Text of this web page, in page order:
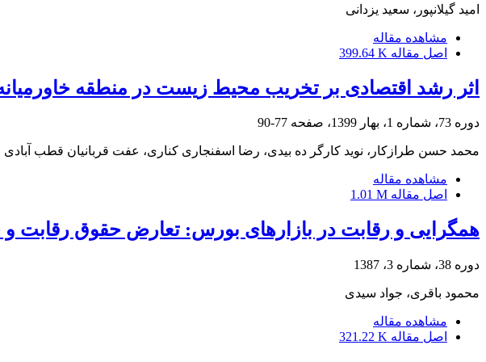
امید گیلانپور، سعید یزدانی
مشاهده مقاله
اصل مقاله 399.64 K
اثر رشد اقتصادی بر تخریب محیط زیست در منطقه
دوره 73، شماره 1، بهار 1399، صفحه 77-90
محمد حسن طرازکار، نوید کارگر ده بیدی، رضا اسفنجاری کناری، عفت قربانیان قطب آبادی
مشاهده مقاله
اصل مقاله 1.01 M
همگرایی و رقابت در بازارهای بورس: تعارض حقوق رقابت
دوره 38، شماره 3، 1387
محمود باقری، جواد سیدی
مشاهده مقاله
اصل مقاله 321.22 K